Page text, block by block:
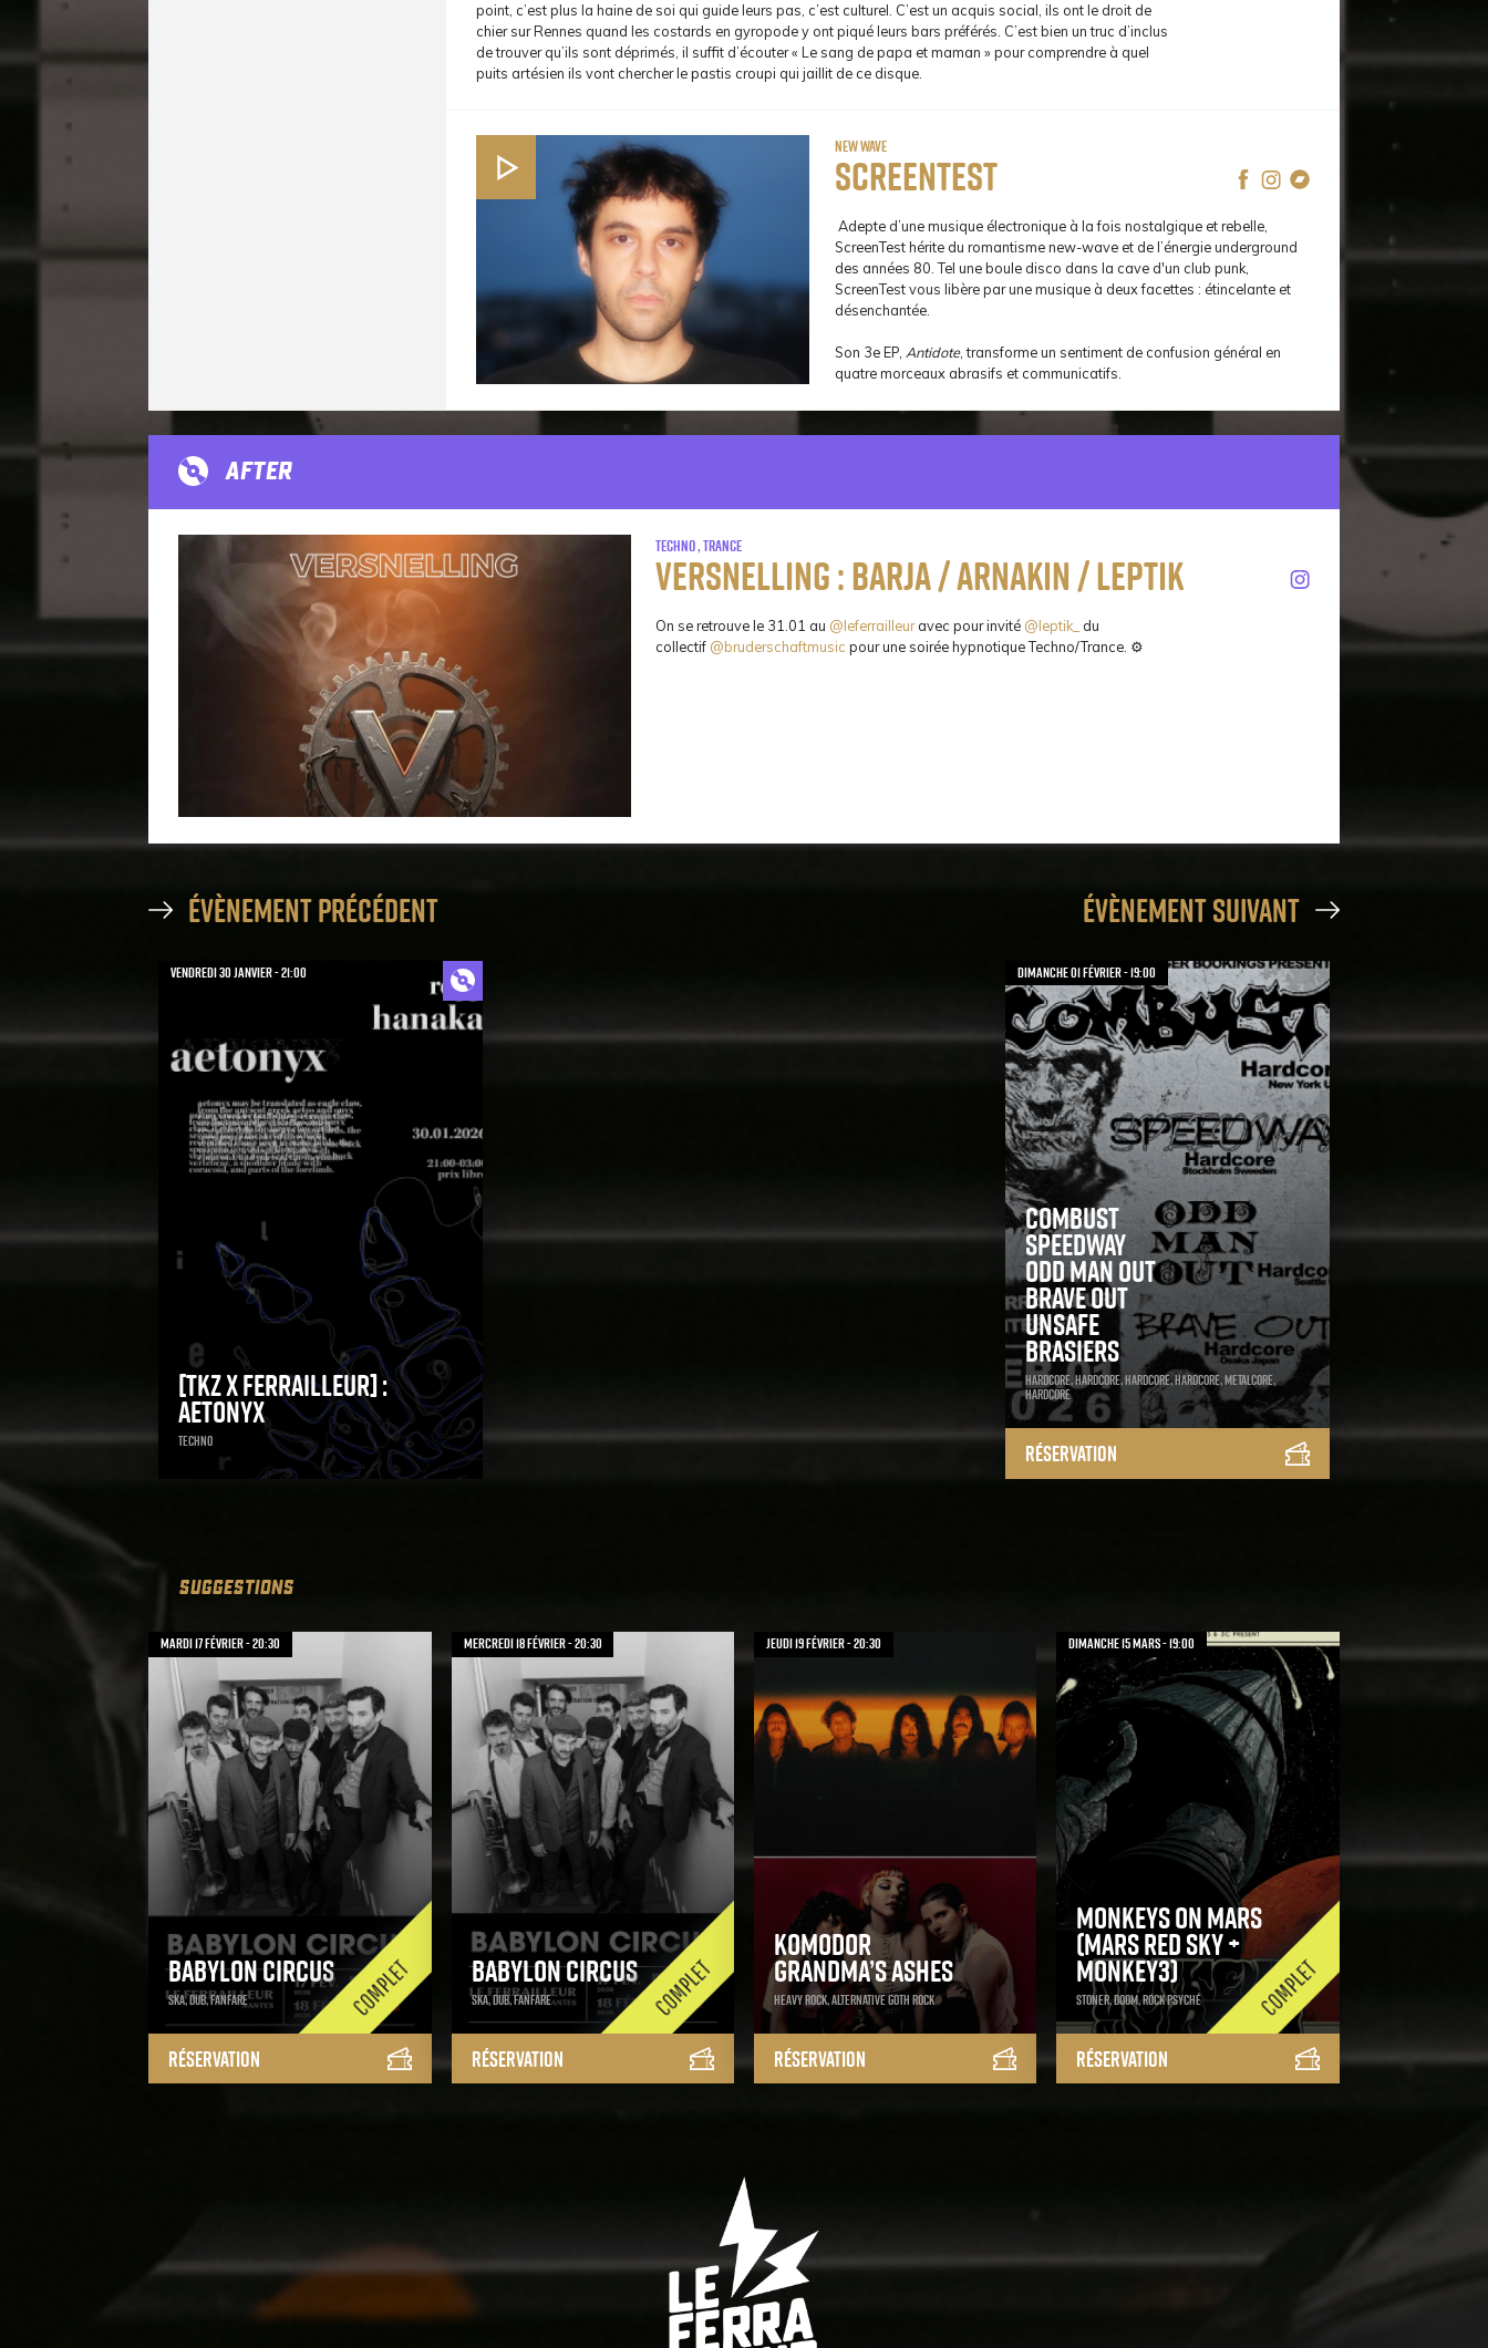
point, c’est plus la haine de soi qui guide leurs pas, c’est culturel. C’est un acquis social, ils ont le droit de
chier sur Rennes quand les costards en gyropode y ont piqué leurs bars préférés. C’est bien un truc d’inclus
de trouver qu’ils sont déprimés, il suffit d’écouter « Le sang de papa et maman » pour comprendre à quel
puits artésien ils vont chercher le pastis croupi qui jaillit de ce disque.
New Wave
ScreenTest
Adepte d’une musique électronique à la fois nostalgique et rebelle,
ScreenTest hérite du romantisme new-wave et de l’énergie underground
des années 80. Tel une boule disco dans la cave d'un club punk,
ScreenTest vous libère par une musique à deux facettes : étincelante et
désenchantée.
Son 3e EP, Antidote, transforme un sentiment de confusion général en
quatre morceaux abrasifs et communicatifs.
AFTER
Techno , Trance
Versnelling : Barja / Arnakin / Leptik
On se retrouve le 31.01 au @leferrailleuravec pour invité @leptik_
du
collectif @bruderschaftmusic pour une soirée hypnotique Techno/Trance. ⚙️
évènement précédent
vendredi 30 janvier - 21:00
[TKZ x Ferrailleur] :
AETONYX
Techno
évènement suivant
dimanche 01 février - 19:00
Combust
Speedway
Odd Man Out
Brave Out
Unsafe
Brasiers
Hardcore, Hardcore, Hardcore, Hardcore, Metalcore,
Hardcore
Réservation
SUGGESTIONS
mardi 17 février - 20:30
Babylon Circus
Ska, Dub, Fanfare
Réservation
mercredi 18 février - 20:30
Babylon Circus
Ska, Dub, Fanfare
Réservation
jeudi 19 février - 20:30
Komodor
Grandma’s Ashes
Heavy Rock, alternative goth rock
Réservation
dimanche 15 mars - 19:00
Monkeys On Mars
(Mars Red Sky +
Monkey3)
Stoner, Doom, Rock Psyché
Réservation